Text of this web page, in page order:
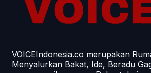
VOICEIndonesia.co merupakan
Menyalurkan Bakat, Ide, Beradu